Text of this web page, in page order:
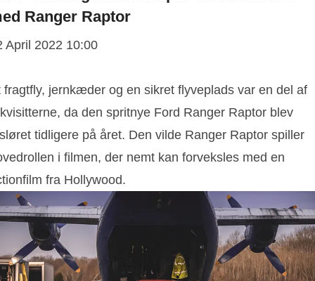
Ranger Raptor
April 2022 10:00
fragtfly, jernkæder og en sikret flyveplads var en del af
da den spritnye Ford Ranger Raptor blev
tidligere på året. Den vilde Ranger Raptor spiller
i filmen, der nemt kan forveksles med en
fra Hollywood.